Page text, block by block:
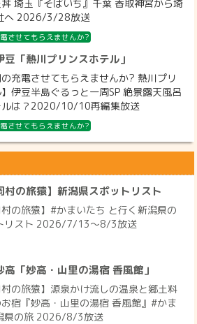
埼玉『そばいち』千葉 香取神宮から埼
へ 2026/3/28放送
させてもらえませんか?
豆「熱川プリンスホテル」
の充電させてもらえませんか? 熱川プリ
伊豆半島ぐるっと一周SP 絶景露天風呂
ルは？2020/10/10再編集放送
させてもらえませんか?
村の旅猿】新潟県スポットリスト
村の旅猿】#かまいたち と行く新潟県の
リスト 2026/7/13〜8/3放送
高「妙高・山里の湯宿 香風館」
村の旅猿】源泉かけ流しの温泉と郷土料
宿『妙高・山里の湯宿 香風館』#かま
県の旅 2026/8/3放送